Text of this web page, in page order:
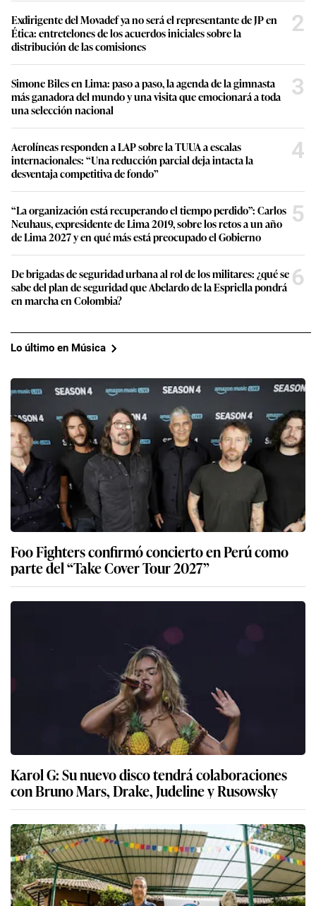
Exdirigente del Movadef ya no será el representante de JP en
Ética: entretelones de los acuerdos iniciales sobre la
distribución de las comisiones
2
Simone Biles en Lima: paso a paso, la agenda de la gimnasta
más ganadora del mundo y una visita que emocionará a toda
una selección nacional
3
Aerolíneas responden a LAP sobre la TUUA a escalas
internacionales: “Una reducción parcial deja intacta la
desventaja competitiva de fondo”
4
“La organización está recuperando el tiempo perdido”: Carlos
Neuhaus, expresidente de Lima 2019, sobre los retos a un año
de Lima 2027 y en qué más está preocupado el Gobierno
5
De brigadas de seguridad urbana al rol de los militares: ¿qué se
sabe del plan de seguridad que Abelardo de la Espriella pondrá
en marcha en Colombia?
6
Lo último en Música
Foo Fighters confirmó concierto en Perú como
parte del “Take Cover Tour 2027”
Karol G: Su nuevo disco tendrá colaboraciones
con Bruno Mars, Drake, Judeline y Rusowsky